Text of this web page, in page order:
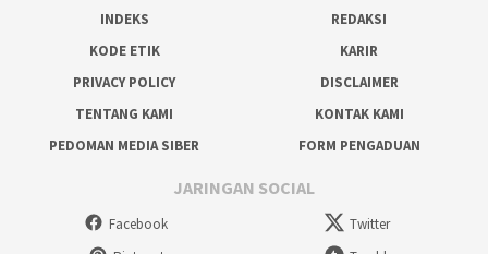
INDEKS
REDAKSI
KODE ETIK
KARIR
PRIVACY POLICY
DISCLAIMER
TENTANG KAMI
KONTAK KAMI
PEDOMAN MEDIA SIBER
FORM PENGADUAN
JARINGAN SOCIAL
Facebook
Twitter